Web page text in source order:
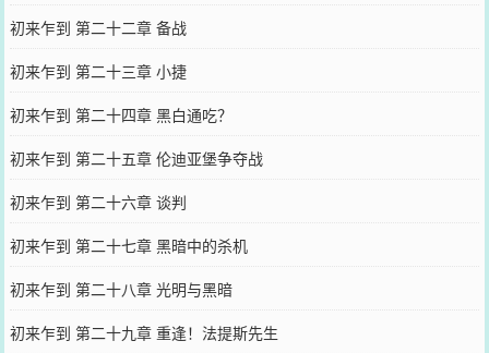
初来乍到 第二十二章 备战
初来乍到 第二十三章 小捷
初来乍到 第二十四章 黑白通吃？
初来乍到 第二十五章 伦迪亚堡争夺战
初来乍到 第二十六章 谈判
初来乍到 第二十七章 黑暗中的杀机
初来乍到 第二十八章 光明与黑暗
初来乍到 第二十九章 重逢！法提斯先生